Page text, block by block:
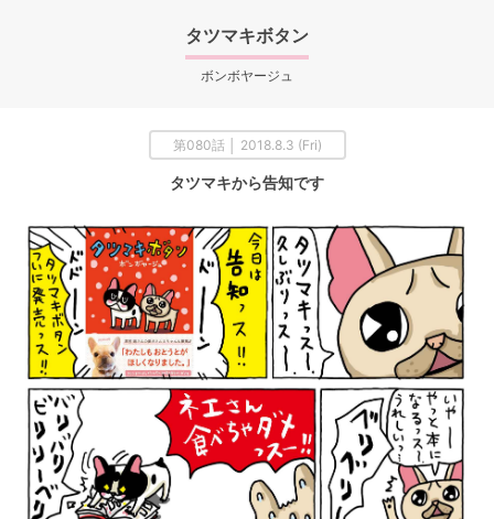
タツマキボタン
ボンボヤージュ
第080話 │ 2018.8.3 (Fri)
タツマキから告知です